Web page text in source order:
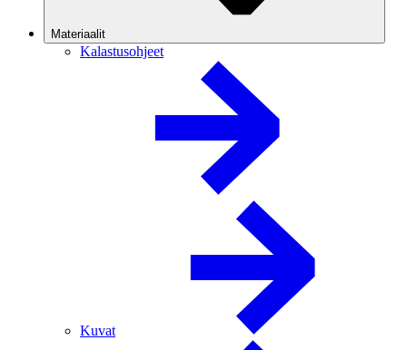
Materiaalit
Kalastusohjeet
Kuvat